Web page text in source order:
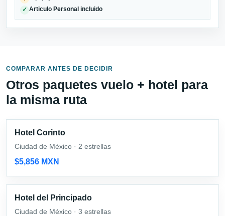
✓ Articulo Personal incluido
COMPARAR ANTES DE DECIDIR
Otros paquetes vuelo + hotel para
la misma ruta
Hotel Corinto
Ciudad de México · 2 estrellas
$5,856 MXN
Hotel del Principado
Ciudad de México · 3 estrellas